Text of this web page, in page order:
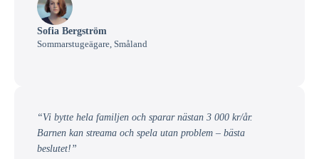
Sofia Bergström
Sommarstugeägare, Småland
“Vi bytte hela familjen och sparar nästan 3 000 kr/år.
Barnen kan streama och spela utan problem – bästa
beslutet!”